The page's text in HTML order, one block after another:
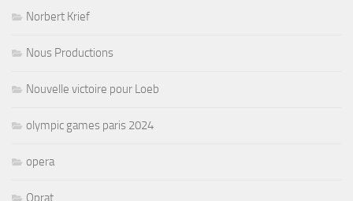
Norbert Krief
Nous Productions
Nouvelle victoire pour Loeb
olympic games paris 2024
opera
Oprat